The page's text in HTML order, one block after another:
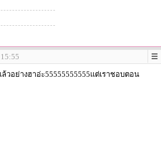
วอย่างฮาอ่ะ55555555555แต่เราชอบตอน